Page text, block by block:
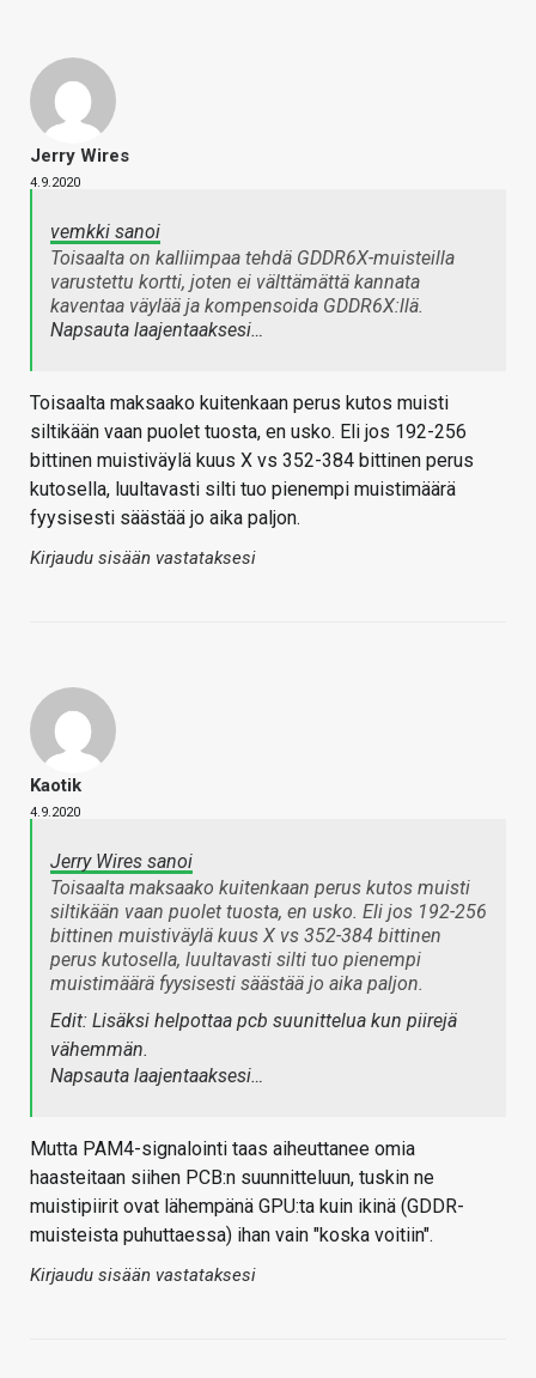
Jerry Wires
4.9.2020
vemkki sanoi
Toisaalta on kalliimpaa tehdä GDDR6X-muisteilla
varustettu kortti, joten ei välttämättä kannata
kaventaa väylää ja kompensoida GDDR6X:llä.
Napsauta laajentaaksesi…
Toisaalta maksaako kuitenkaan perus kutos muisti
siltikään vaan puolet tuosta, en usko. Eli jos 192-256
bittinen muistiväylä kuus X vs 352-384 bittinen perus
kutosella, luultavasti silti tuo pienempi muistimäärä
fyysisesti säästää jo aika paljon.
Kirjaudu sisään vastataksesi
Kaotik
4.9.2020
Jerry Wires sanoi
Toisaalta maksaako kuitenkaan perus kutos muisti
siltikään vaan puolet tuosta, en usko. Eli jos 192-256
bittinen muistiväylä kuus X vs 352-384 bittinen
perus kutosella, luultavasti silti tuo pienempi
muistimäärä fyysisesti säästää jo aika paljon.
Edit: Lisäksi helpottaa pcb suunittelua kun piirejä
vähemmän.
Napsauta laajentaaksesi…
Mutta PAM4-signalointi taas aiheuttanee omia
haasteitaan siihen PCB:n suunnitteluun, tuskin ne
muistipiirit ovat lähempänä GPU:ta kuin ikinä (GDDR-
muisteista puhuttaessa) ihan vain "koska voitiin".
Kirjaudu sisään vastataksesi